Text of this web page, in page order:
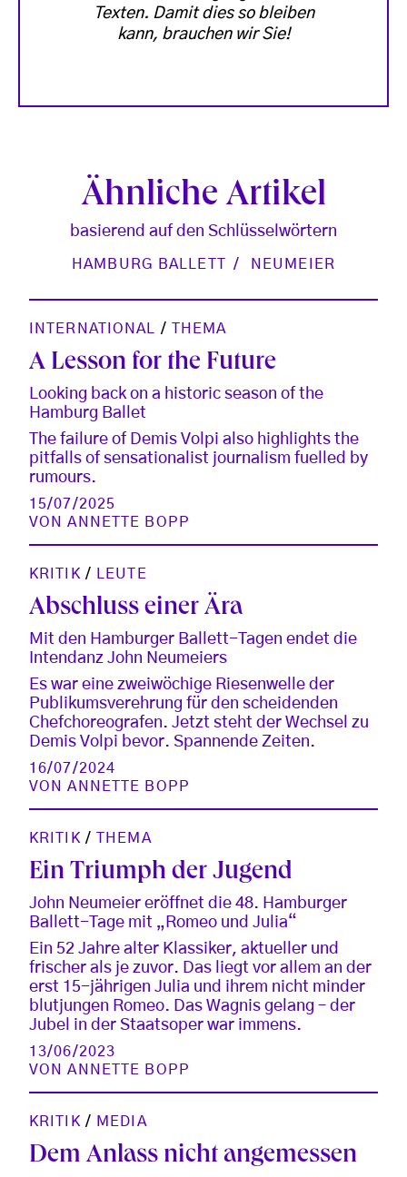
Texten. Damit dies so bleiben
kann, brauchen wir Sie!
Ähnliche Artikel
basierend auf den Schlüsselwörtern
HAMBURG BALLETT NEUMEIER
INTERNATIONAL / THEMA
A Lesson for the Future
Looking back on a historic season of the
Hamburg Ballet
The failure of Demis Volpi also highlights the
pitfalls of sensationalist journalism fuelled by
rumours.
15/07/2025
VONANNETTE BOPP
KRITIK / LEUTE
Abschluss einer Ära
Mit den Hamburger Ballett-Tagen endet die
Intendanz John Neumeiers
Es war eine zweiwöchige Riesenwelle der
Publikumsverehrung für den scheidenden
Chefchoreografen. Jetzt steht der Wechsel zu
Demis Volpi bevor. Spannende Zeiten.
16/07/2024
VONANNETTE BOPP
KRITIK / THEMA
Ein Triumph der Jugend
John Neumeier eröffnet die 48. Hamburger
Ballett-Tage mit „Romeo und Julia“
Ein 52 Jahre alter Klassiker, aktueller und
frischer als je zuvor. Das liegt vor allem an der
erst 15-jährigen Julia und ihrem nicht minder
blutjungen Romeo. Das Wagnis gelang – der
Jubel in der Staatsoper war immens.
13/06/2023
VONANNETTE BOPP
KRITIK / MEDIA
Dem Anlass nicht angemessen